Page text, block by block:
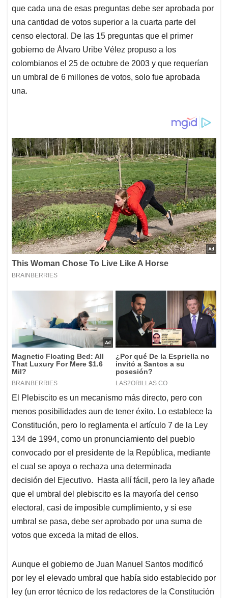
que cada una de esas preguntas debe ser aprobada por
una cantidad de votos superior a la cuarta parte del
censo electoral. De las 15 preguntas que el primer
gobierno de Álvaro Uribe Vélez propuso a los
colombianos el 25 de octubre de 2003 y que requerían
un umbral de 6 millones de votos, solo fue aprobada
una.
El Plebiscito es un mecanismo más directo, pero con
menos posibilidades aun de tener éxito. Lo establece la
Constitución, pero lo reglamenta el artículo 7 de la Ley
134 de 1994, como un pronunciamiento del pueblo
convocado por el presidente de la República, mediante
el cual se apoya o rechaza una determinada
decisión del Ejecutivo. Hasta allí fácil, pero la ley añade
que el umbral del plebiscito es la mayoría del censo
electoral, casi de imposible cumplimiento, y si ese
umbral se pasa, debe ser aprobado por una suma de
votos que exceda la mitad de ellos.
Aunque el gobierno de Juan Manuel Santos modificó
por ley el elevado umbral que había sido establecido por
ley (un error técnico de los redactores de la Constitución